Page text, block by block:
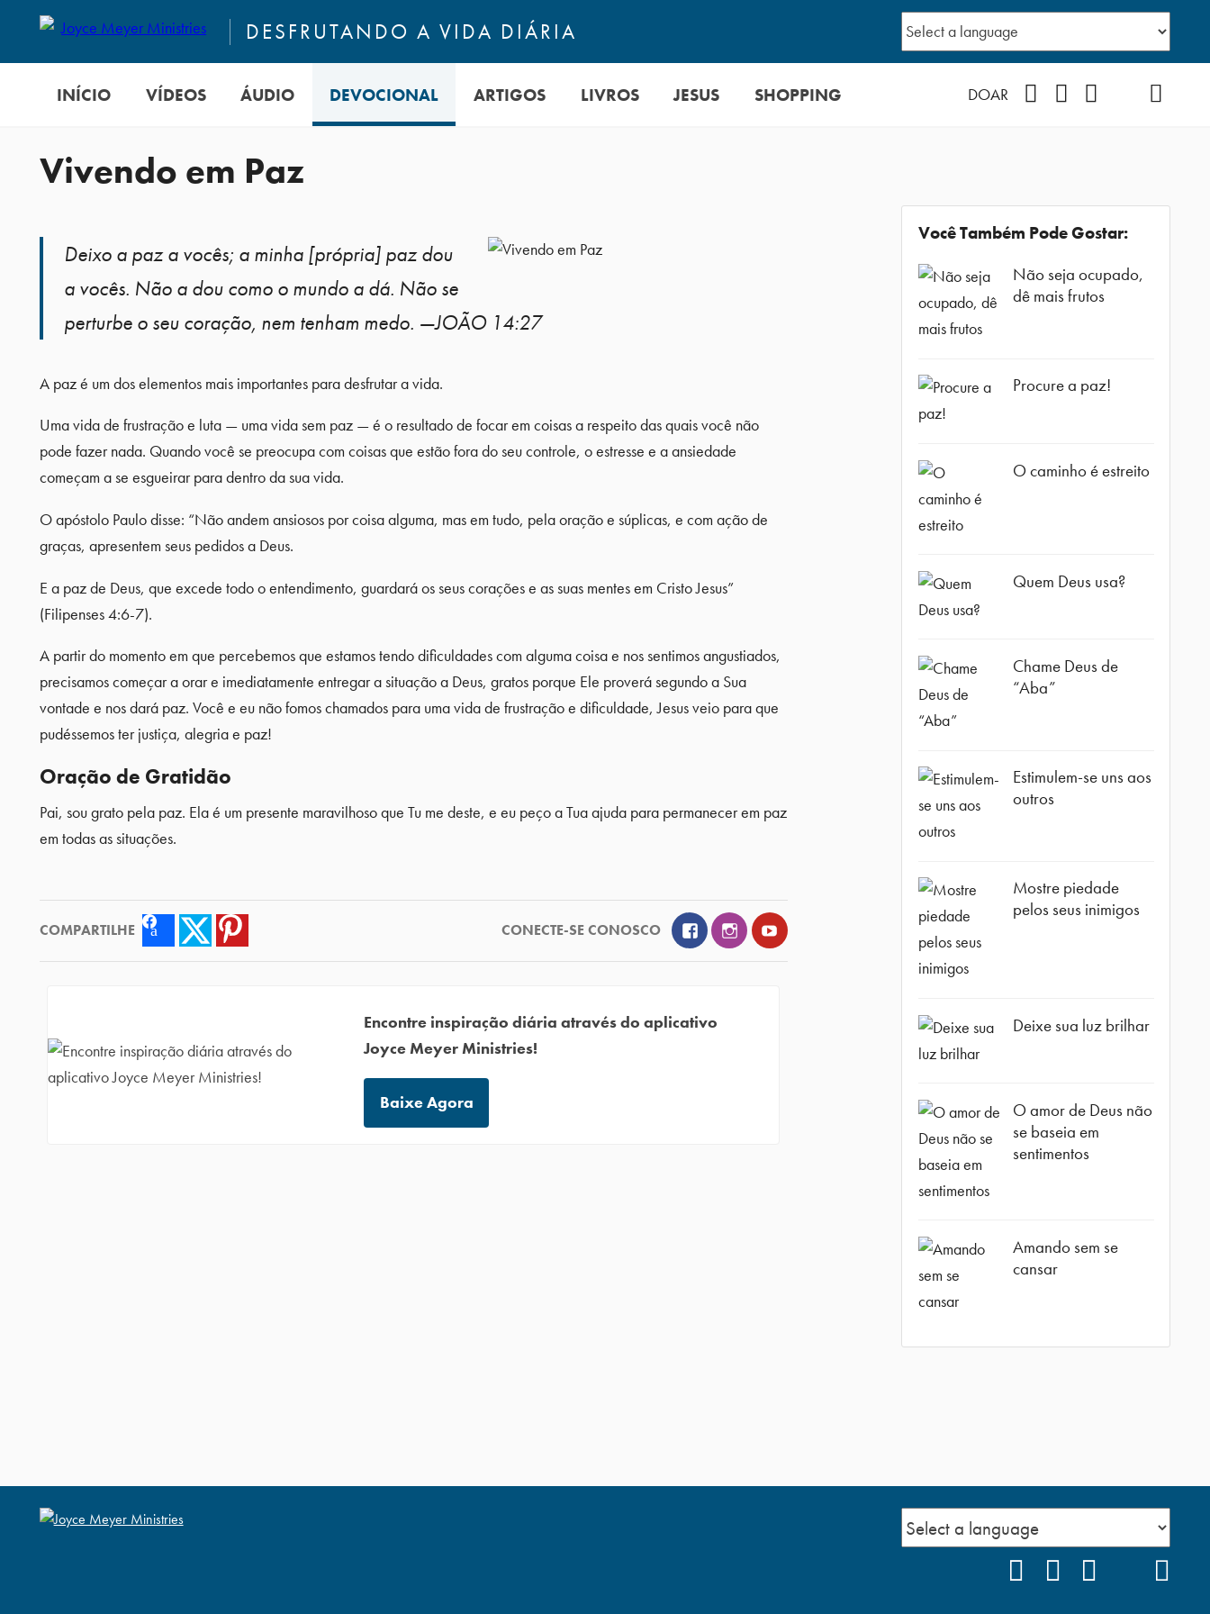
DESFRUTANDO A VIDA DIÁRIA
INÍCIO VÍDEOS ÁUDIO DEVOCIONAL ARTIGOS LIVROS JESUS SHOPPING DOAR
Vivendo em Paz
Deixo a paz a vocês; a minha [própria] paz dou
a vocês. Não a dou como o mundo a dá. Não se
perturbe o seu coração, nem tenham medo. —JOÃO 14:27
A paz é um dos elementos mais importantes para desfrutar a vida.
Uma vida de frustração e luta — uma vida sem paz — é o resultado de focar em coisas a respeito das quais você não
pode fazer nada. Quando você se preocupa com coisas que estão fora do seu controle, o estresse e a ansiedade
começam a se esgueirar para dentro da sua vida.
O apóstolo Paulo disse: “Não andem ansiosos por coisa alguma, mas em tudo, pela oração e súplicas, e com ação de
graças, apresentem seus pedidos a Deus.
E a paz de Deus, que excede todo o entendimento, guardará os seus corações e as suas mentes em Cristo Jesus”
(Filipenses 4:6-7).
A partir do momento em que percebemos que estamos tendo dificuldades com alguma coisa e nos sentimos angustiados,
precisamos começar a orar e imediatamente entregar a situação a Deus, gratos porque Ele proverá segundo a Sua
vontade e nos dará paz. Você e eu não fomos chamados para uma vida de frustração e dificuldade, Jesus veio para que
pudéssemos ter justiça, alegria e paz!
Oração de Gratidão
Pai, sou grato pela paz. Ela é um presente maravilhoso que Tu me deste, e eu peço a Tua ajuda para permanecer em paz
em todas as situações.
COMPARTILHE FacebookTwitter CONECTE-SE CONOSCO FacebookInstagramYouTube
Encontre inspiração diária através do aplicativo
Joyce Meyer Ministries!
Baixe Agora
Você Também Pode Gostar:
Não seja ocupado,
dê mais frutos
Procure a paz!
O caminho é estreito
Quem Deus usa?
Chame Deus de
“Aba”
Estimulem-se uns aos
outros
Mostre piedade
pelos seus inimigos
Deixe sua luz brilhar
O amor de Deus não
se baseia em
sentimentos
Amando sem se
cansar